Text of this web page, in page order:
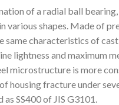
of a radial ball bearing,
various shapes. Made of
same characteristics of
lightness and maximum
microstructure is more
housing fracture under
SS400 of JIS G3101.